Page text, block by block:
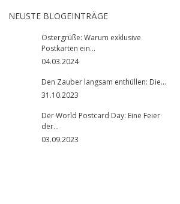
NEUSTE BLOGEINTRÄGE
Ostergrüße: Warum exklusive
Postkarten ein...
04.03.2024
Den Zauber langsam enthüllen: Die...
31.10.2023
Der World Postcard Day: Eine Feier
der...
03.09.2023